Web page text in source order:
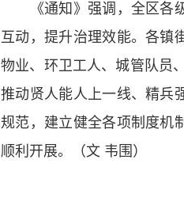
《通知》强调，全区各级
互动，提升治理效能。各镇
物业、环卫工人、城管队员
推动贤人能人上一线、精兵
规范，建立健全各项制度机
顺利开展。（文 韦围）